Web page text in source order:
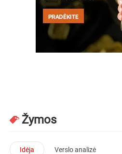
Žymos
Idėja Verslo analizė